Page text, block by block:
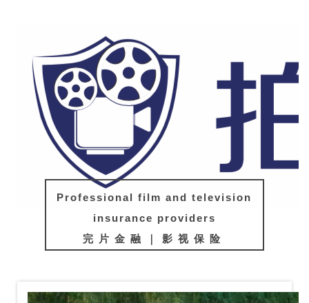
Professional film and television
insurance providers
完片金融｜影视保险